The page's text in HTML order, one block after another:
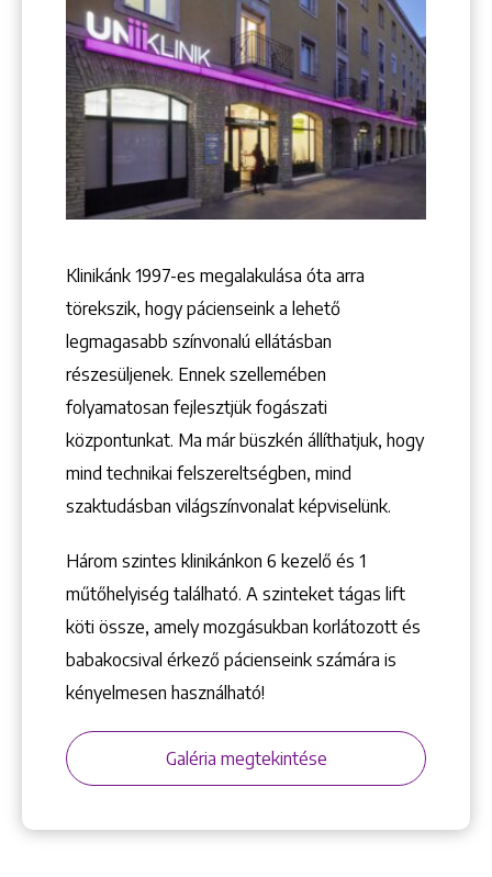
+36 1 222 7250
+36 1 222 9150
1148 Budapest, Örs vezér tere 2.
Keresés
Klinikánk 1997-­es megalakulása óta arra
törekszik, hogy pácienseink a lehető
legmagasabb színvonalú ellátásban
részesüljenek. Ennek szellemében
folyamatosan fejlesztjük fogászati
központunkat. Ma már büszkén állíthatjuk, hogy
mind technikai felszereltségben, mind
szaktudásban világszínvonalat képviselünk.
Három szintes klinikánkon 6 kezelő ­és 1
műtőhelyiség található. A szinteket tágas lift
köti össze, amely mozgásukban korlátozott és
babakocsival érkező pácienseink számára is
kényelmesen használható!
Galéria megtekintése